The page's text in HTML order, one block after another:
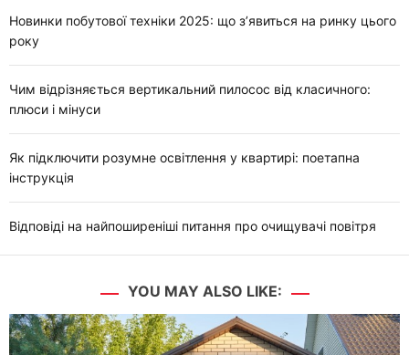
Новинки побутової техніки 2025: що з’явиться на ринку цього
року
Чим відрізняється вертикальний пилосос від класичного:
плюси і мінуси
Як підключити розумне освітлення у квартирі: поетапна
інструкція
Відповіді на найпоширеніші питання про очищувачі повітря
YOU MAY ALSO LIKE: